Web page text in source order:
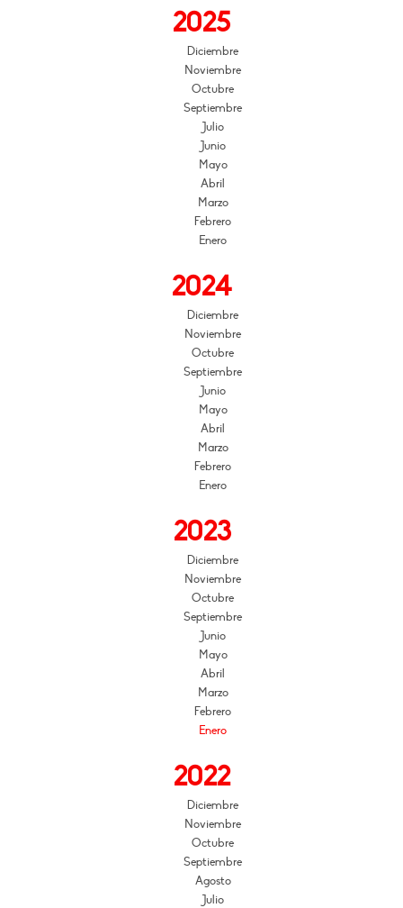
2025
Diciembre
Noviembre
Octubre
Septiembre
Julio
Junio
Mayo
Abril
Marzo
Febrero
Enero
2024
Diciembre
Noviembre
Octubre
Septiembre
Junio
Mayo
Abril
Marzo
Febrero
Enero
2023
Diciembre
Noviembre
Octubre
Septiembre
Junio
Mayo
Abril
Marzo
Febrero
Enero
2022
Diciembre
Noviembre
Octubre
Septiembre
Agosto
Julio